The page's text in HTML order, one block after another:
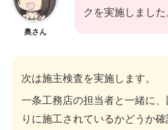
奥さん
クを実施しました
次は施主検査を実施します。
一条工務店の担当者と一緒に、
りに施工されているかどうか確